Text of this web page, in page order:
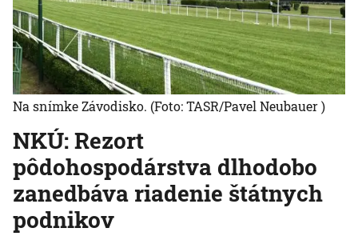
NKÚ: Rezort
pôdohospodárstva dlhodobo
zanedbáva riadenie štátnych
podnikov
Na snímke Závodisko. (Foto: TASR/Pavel Neubauer )